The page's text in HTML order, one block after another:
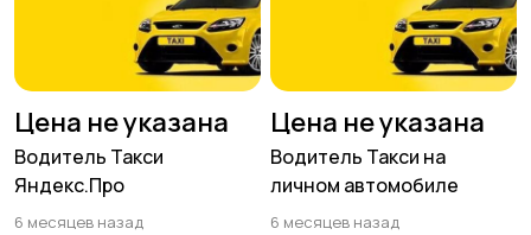
Цена не указана
Водитель Такси
Яндекс.Про
6 месяцев назад
Цена не указана
Водитель Такси на
личном автомобиле
6 месяцев назад